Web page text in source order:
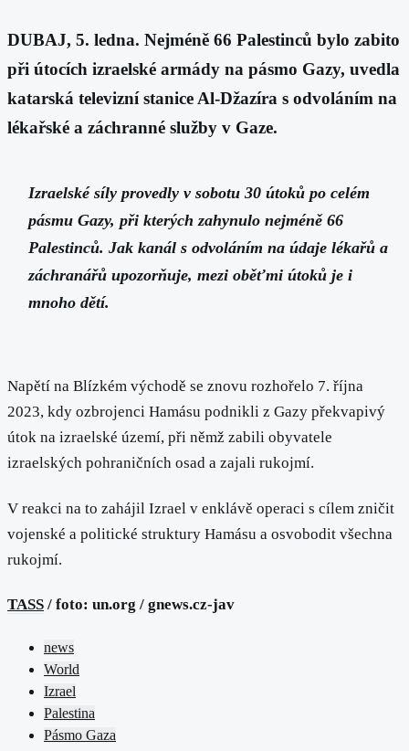
DUBAJ, 5. ledna. Nejméně 66 Palestinců bylo zabito
při útocích izraelské armády na pásmo Gazy, uvedla
katarská televizní stanice Al-Džazíra s odvoláním na
lékařské a záchranné služby v Gaze.
Izraelské síly provedly v sobotu 30 útoků po celém
pásmu Gazy, při kterých zahynulo nejméně 66
Palestinců. Jak kanál s odvoláním na údaje lékařů a
záchranářů upozorňuje, mezi oběťmi útoků je i
mnoho dětí.
Napětí na Blízkém východě se znovu rozhořelo 7. října
2023, kdy ozbrojenci Hamásu podnikli z Gazy překvapivý
útok na izraelské území, při němž zabili obyvatele
izraelských pohraničních osad a zajali rukojmí.
V reakci na to zahájil Izrael v enklávě operaci s cílem zničit
vojenské a politické struktury Hamásu a osvobodit všechna
rukojmí.
TASS / foto: un.org / gnews.cz-jav
news
World
Izrael
Palestina
Pásmo Gaza